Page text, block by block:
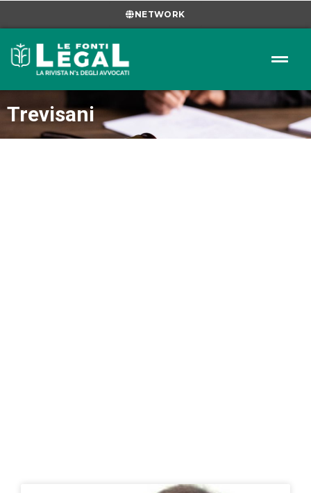
NETWORK
Trevisani